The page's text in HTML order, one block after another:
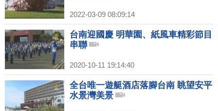
2022-03-09 08:09:14
台南迎國慶 明華園、紙風車精彩節目
串聯
2020-10-11 19:14:40
全台唯一遊艇酒店落腳台南 眺望安平
水景灣美景